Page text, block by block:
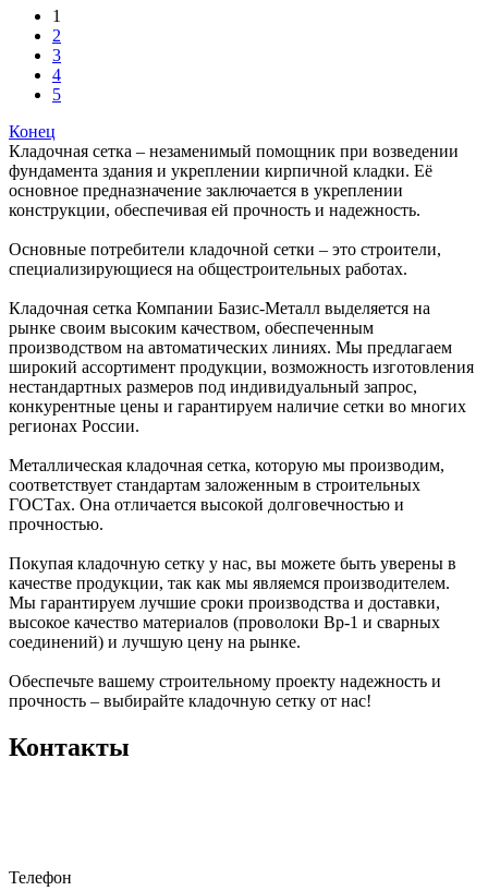
1
2
3
4
5
Конец
Кладочная сетка – незаменимый помощник при возведении
фундамента здания и укреплении кирпичной кладки. Её
основное предназначение заключается в укреплении
конструкции, обеспечивая ей прочность и надежность.
Основные потребители кладочной сетки – это строители,
специализирующиеся на общестроительных работах.
Кладочная сетка Компании Базис-Металл выделяется на
рынке своим высоким качеством, обеспеченным
производством на автоматических линиях. Мы предлагаем
широкий ассортимент продукции, возможность изготовления
нестандартных размеров под индивидуальный запрос,
конкурентные цены и гарантируем наличие сетки во многих
регионах России.
Металлическая кладочная сетка, которую мы производим,
соответствует стандартам заложенным в строительных
ГОСТах. Она отличается высокой долговечностью и
прочностью.
Покупая кладочную сетку у нас, вы можете быть уверены в
качестве продукции, так как мы являемся производителем.
Мы гарантируем лучшие сроки производства и доставки,
высокое качество материалов (проволоки Вр-1 и сварных
соединений) и лучшую цену на рынке.
Обеспечьте вашему строительному проекту надежность и
прочность – выбирайте кладочную сетку от нас!
Контакты
Телефон